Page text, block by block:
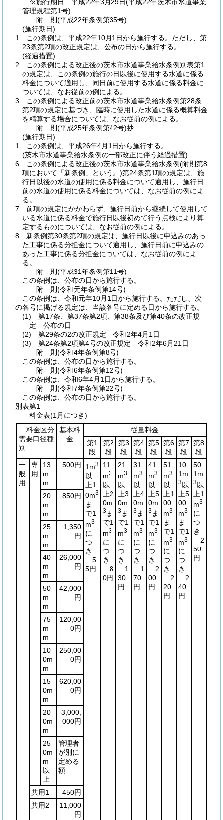
※施行期日 平成22年3月29日(平成22年茨木市水道事業
管理規程第1号)
附 則(平成22年条例第35号)
(施行期日)
1
この条例は、平成22年10月1日から施行する。 ただし、第
23条第2項の改正規定は、公布の日から施行する。
(経過措置)
2
この条例による改正後の茨木市水道事業給水条例別表第1
の規定は、この条例の施行の日以後に使用する水道に係る
料金について適用し、同日前に使用する水道に係る料金に
ついては、なお従前の例による。
3
この条例による改正前の茨木市水道事業給水条例第28条
第2項の規定に基づき、臨時に使用した水道に係る概算料金
を精算する場合については、なお従前の例による。
附 則(平成25年条例第42号)抄
(施行期日)
1
この条例は、平成26年4月1日から施行する。
(茨木市水道事業給水条例の一部改正に伴う経過措置)
6
この条例による改正後の茨木市水道事業給水条例(附則第8
項において「新条例」という。)第24条第1項の規定は、施
行日以後の水道の使用に係る料金について適用し、施行日
前の水道の使用に係る料金については、なお従前の例によ
る。
7
前項の規定にかかわらず、施行日前から継続して使用して
いる水道に係る料金で施行日以後初めて行う点検により算
定するものについては、なお従前の例による。
8
新条例第30条第2項の規定は、施行日以後に申込みのあっ
た工事に係る分担金について適用し、施行日前に申込みの
あった工事に係る分担金については、なお従前の例によ
る。
附 則(平成31年条例第11号)
この条例は、公布の日から施行する。
附 則(令和元年条例第14号)
この条例は、令和元年10月1日から施行する。 ただし、次
の各号に掲げる規定は、当該各号に定める日から施行する。
(1)
第17条、第37条第2項、第38条及び第40条の改正規
定 公布の日
(2)
第29条の2の改正規定 令和2年4月1日
(3)
第24条第2項第4号の改正規定 令和2年6月21日
附 則(令和4年条例第8号)
この条例は、公布の日から施行する。
附 則(令和6年条例第12号)
この条例は、令和6年4月1日から施行する。
附 則(令和7年条例第22号)
この条例は、公布の日から施行する。
別表第1
料金表(1月につき)
料金区分
需要口径種
別
基本料
金
従量料金
第1
段
第2
段
第3
段
第4
段
第5
段
第6
段
第7
段
第8
段
一
般
用
専
用
13
m
m
500円 1m3
以
上1
0m3
ま
で1
m3
に
つ
き
5
5円
11
m3
以
上2
0m
3ま
で1
m3
に
つ
き
8
0円
21
m3
以
上3
0m
3ま
で1
m3
に
つ
き
1
30
円
31
m3
以
上4
0m
3ま
で1
m3
に
つ
き
1
70
円
41
m3
以
上5
0m
3ま
で1
m3
に
つ
き
2
00
円
51
m3
以
上1
00
m3
ま
で1
m3
に
つ
き
2
20
円
10
1m
3以
上5
00
m3
ま
で1
m3
に
つ
き
2
40
円
50
1m
3以
上1
m3
に
つ
き
2
50
円
20
m
m
850円
25
m
m
1,350
円
40
m
m
26,000
円
50
m
m
42,000
円
75
m
m
120,00
0円
10
0m
m
250,00
0円
15
0m
m
620,00
0円
20
0m
m
3,000,
000円
25
0m
m
以
上
管理者
が別に
定める
額
共用1
450円
共用2
11,000
円